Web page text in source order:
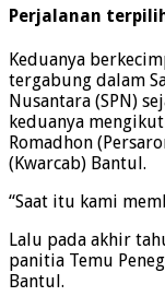
Perjalanan
Keduanya
tergabung dalam
Nusantara (SPN)
keduanya
Romadhon
(Kwarcab) Bantul.
“Saat itu kami
Lalu pada akhir
panitia Temu
Bantul.